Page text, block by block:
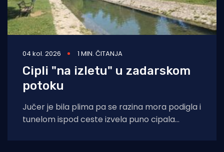
04 kol. 2026 1 MIN. ČITANJA
Cipli "na izletu" u zadarskom
potoku
Jučer je bila plima pa se razina mora podigla i
tunelom ispod ceste izvela puno cipala